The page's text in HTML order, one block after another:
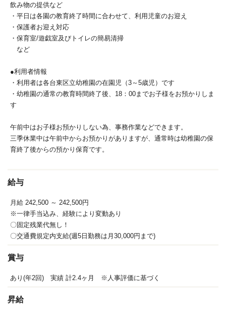
飲み物の提供など
・平日は各園の教育終了時間に合わせて、利用児童のお迎え
・保護者お迎え対応
・保育室/遊戯室及びトイレの簡易清掃
など
●利用者情報
・利用者は各台東区立幼稚園の在園児（3～5歳児）です
・幼稚園の通常の教育時間終了後、18：00までお子様をお預かりしま
す
午前中はお子様お預かりしない為、事務作業などできます。
三季休業中は午前中からお預かりがありますが、通常時は幼稚園の保
育終了後からの預かり保育です。
給与
月給 242,500 ～ 242,500円
※一律手当込み、経験により変動あり
〇固定残業代無し！
〇交通費規定内支給(週5日勤務は月30,000円まで)
賞与
あり(年2回) 実績 計2.4ヶ月 ※人事評価に基づく
昇給